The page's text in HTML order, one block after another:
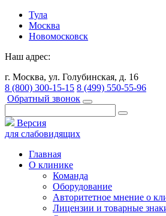
Тулa
Москва
Новомосковск
Наш адрес:
г. Москва, ул. Голубинская, д. 16
8 (800) 300-15-15 8 (499) 550-55-96
Обратный звонок
Версия
для слабовидящих
Главная
О клинике
Команда
Оборудование
Авторитетное мнение о
Лицензии и товарные